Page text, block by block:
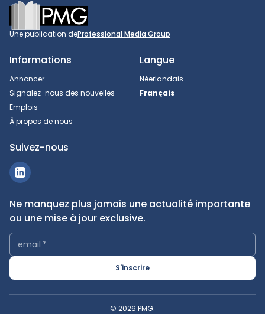
Footer
Une publication deProfessional Media Group
Informations
Annoncer
Signalez-nous des nouvelles
Emplois
À propos de nous
Langue
Néerlandais
Français
Suivez-nous
Ne manquez plus jamais une actualité importante
ou une mise à jour exclusive.
email *
S'inscrire
© 2026 PMG.